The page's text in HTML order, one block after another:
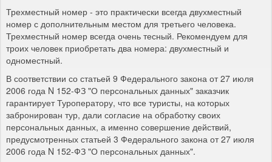
Трехместный номер - это практически всегда двухместный
номер с дополнительным местом для третьего человека.
Трехместный номер всегда очень тесный. Рекомендуем для
троих человек приобретать два номера: двухместный и
одноместный.
В соответствии со статьей 9 Федерального закона от 27 июля
2006 года N 152-ФЗ "О персональных данных" заказчик
гарантирует Туроператору, что все туристы, на которых
забронирован тур, дали согласие на обработку своих
персональных данных, а именно совершение действий,
предусмотренных статьей 3 Федерального закона от 27 июля
2006 года N 152-ФЗ "О персональных данных".